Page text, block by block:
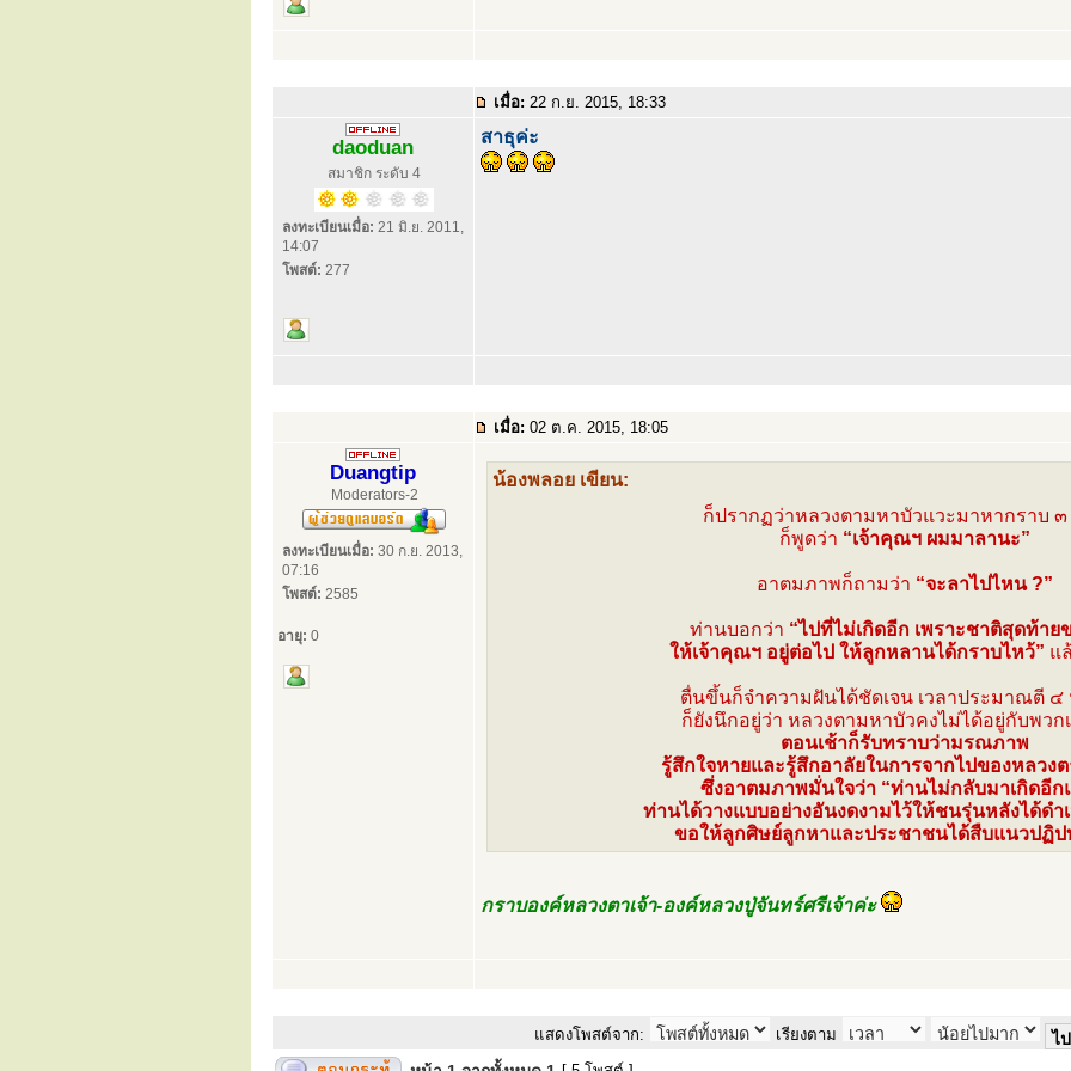
เมื่อ: 22 ก.ย. 2015, 18:33
daoduan
สมาชิก ระดับ 4
ลงทะเบียนเมื่อ: 21 มิ.ย. 2011,
14:07
โพสต์: 277
สาธุค่ะ
เมื่อ: 02 ต.ค. 2015, 18:05
Duangtip
Moderators-2
ลงทะเบียนเมื่อ: 30 ก.ย. 2013,
07:16
โพสต์: 2585
อายุ: 0
น้องพลอย เขียน:
ก็ปรากฏว่าหลวงตามหาบัวแวะมาหากราบ ๓
ก็พูดว่า “เจ้าคุณฯ ผมมาลานะ”
อาตมภาพก็ถามว่า “จะลาไปไหน ?”
ท่านบอกว่า “ไปที่ไม่เกิดอีก เพราะชาติสุดท้าย
ให้เจ้าคุณฯ อยู่ต่อไป ให้ลูกหลานได้กราบไหว้” แ
ตื่นขึ้นก็จำความฝันได้ชัดเจน เวลาประมาณตี ๔
ก็ยังนึกอยู่ว่า หลวงตามหาบัวคงไม่ได้อยู่กับพวก
ตอนเช้าก็รับทราบว่ามรณภาพ
รู้สึกใจหายและรู้สึกอาลัยในการจากไปของหลวง
ซึ่งอาตมภาพมั่นใจว่า “ท่านไม่กลับมาเกิดอีก
ท่านได้วางแบบอย่างอันงดงามไว้ให้ชนรุ่นหลังได้ดำ
ขอให้ลูกศิษย์ลูกหาและประชาชนได้สืบแนวปฏิป
กราบองค์หลวงตาเจ้า-องค์หลวงปู่จันทร์ศรีเจ้าค่ะ
แสดงโพสต์จาก: เรียงตาม